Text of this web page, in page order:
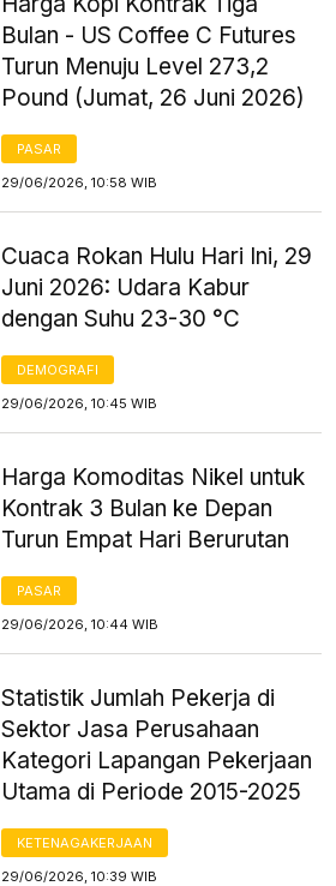
Bulan - US Coffee C Futures
Turun Menuju Level 273,2
Pound (Jumat, 26 Juni 2026)
PASAR
29/06/2026, 10:58 WIB
Cuaca Rokan Hulu Hari Ini, 29
Juni 2026: Udara Kabur
dengan Suhu 23-30 °C
DEMOGRAFI
29/06/2026, 10:45 WIB
Harga Komoditas Nikel untuk
Kontrak 3 Bulan ke Depan
Turun Empat Hari Berurutan
PASAR
29/06/2026, 10:44 WIB
Statistik Jumlah Pekerja di
Sektor Jasa Perusahaan
Kategori Lapangan Pekerjaan
Utama di Periode 2015-2025
KETENAGAKERJAAN
29/06/2026, 10:39 WIB